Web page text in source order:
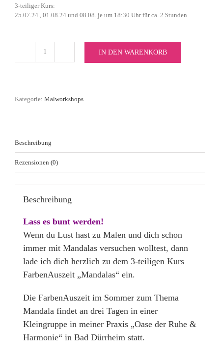
3-teiliger Kurs:
25.07.24., 01.08.24 und 08.08. je um 18:30 Uhr für ca. 2 Stunden
FarbenAuszeit
Malkurs)
IN DEN WARENKORB
Kategorie: Malworkshops
Beschreibung
Rezensionen (0)
Beschreibung
Lass es bunt werden!
Wenn du Lust hast zu Malen und dich schon
immer mit Mandalas versuchen wolltest, dann
lade ich dich herzlich zu dem 3-teiligen Kurs
FarbenAuszeit „Mandalas“ ein.
Die FarbenAuszeit im Sommer zum Thema
Mandala findet an drei Tagen in einer
Kleingruppe in meiner Praxis „Oase der Ruhe &
Harmonie“ in Bad Dürrheim statt.